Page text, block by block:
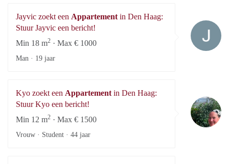
Jayvic zoekt een Appartement in Den Haag:
Stuur Jayvic een bericht!
Min 18 m2 · Max € 1000
Man · 19 jaar
Kyo zoekt een Appartement in Den Haag:
Stuur Kyo een bericht!
Min 12 m2 · Max € 1500
Vrouw · Student · 44 jaar